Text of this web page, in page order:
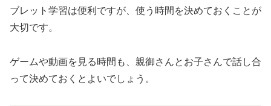
ブレット学習は便利ですが、使う時間を決めておくことが
大切です。
ゲームや動画を見る時間も、親御さんとお子さんで話し合
って決めておくとよいでしょう。